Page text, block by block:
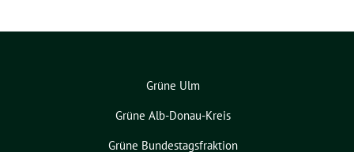
Grüne Ulm
Grüne Alb-Donau-Kreis
Grüne Bundestagsfraktion